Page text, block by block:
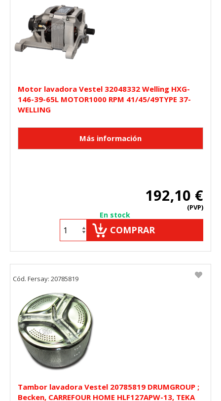
Motor lavadora Vestel 32048332 Welling HXG-
146-39-65L MOTOR1000 RPM 41/45/49TYPE 37-
WELLING
192,10 €
(PVP)
En stock
COMPRAR
Tambor lavadora Vestel 20785819 DRUMGROUP ;
Becken, CARREFOUR HOME HLF127APW-13, TEKA
Cód. Fersay: 20785819